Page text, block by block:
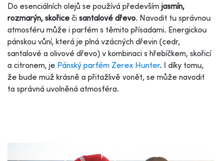
Do esenciálních olejů se používá především jasmín,
rozmarýn, skořice či santalové dřevo. Navodit tu správnou
atmosféru může i parfém s těmito přísadami. Energickou
pánskou vůní, která je plná vzácných dřevin (cedr,
santalové a olivové dřevo) v kombinaci s hřebíčkem, skořicí
a citronem, je Pánský parfém Zerex Hunter. I díky tomu,
že bude muž krásně a přitažlivě vonět, se může navodit
ta správná uvolněná atmosféra.